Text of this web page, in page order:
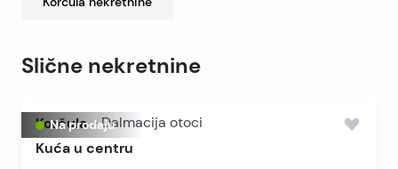
Slične nekretnine
Na prodaju
Korčula - Dalmacija otoci
Kuća u centru